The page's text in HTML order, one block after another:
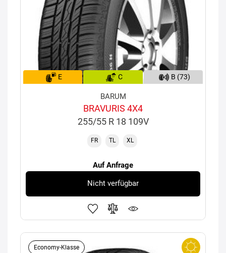
E C B (73)
BARUM
BRAVURIS 4X4
255/55 R 18 109V
FR TL XL
Auf Anfrage
Nicht verfügbar
Economy-Klasse